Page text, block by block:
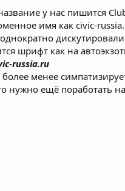
у нас пишится
имя как civic-
шрифт как на
russia.ru
менее
нужно ещё поработать